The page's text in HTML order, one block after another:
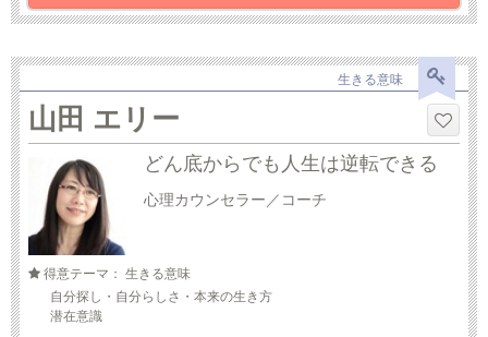
生きる意味
山田 エリー
どん底からでも人生は逆転できる
心理カウンセラー／コーチ
得意テーマ： 生きる意味
自分探し・自分らしさ・本来の生き方
潜在意識